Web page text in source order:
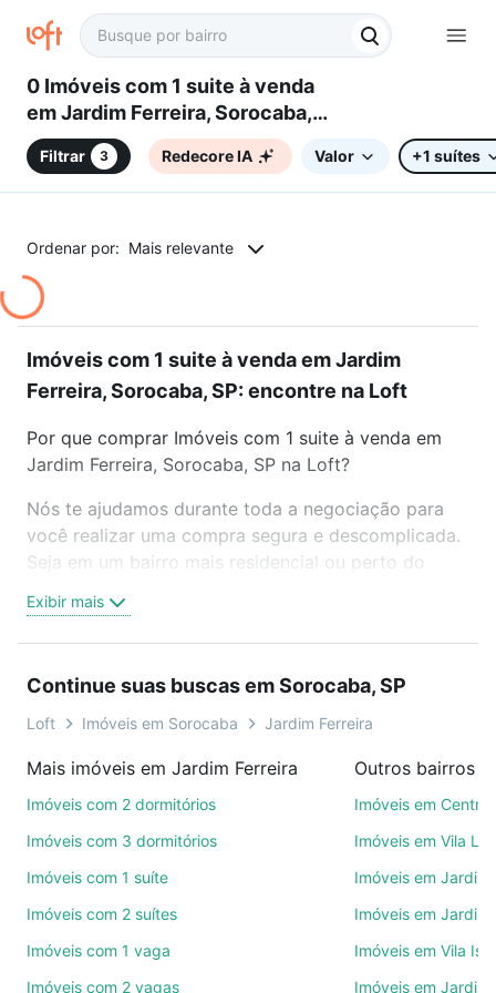
0 Imóveis com 1 suite à venda
em Jardim Ferreira, Sorocaba,
SP
Filtrar 3 Redecore IA Valor +1 suítes
Ordenar por: Mais relevante
Imóveis com 1 suite à venda em Jardim
Ferreira, Sorocaba, SP: encontre na Loft
Por que comprar Imóveis com 1 suite à venda em
Jardim Ferreira, Sorocaba, SP na Loft?
Nós te ajudamos durante toda a negociação para
você realizar uma compra segura e descomplicada.
Seja em um bairro mais residencial ou perto do
oferta ideal de Imóveis com 1 suite à venda em
Jardim Ferreira, Sorocaba, SP para conquistar seu
videochamada, é grátis, sem compromisso e você
ainda conta com mais de 46 mil corretores e
de imóveis.
ruas, bairros e até condomínios favoritos. Você
também pode usar os filtros como quantidade de
quartos, suítes, com ou sem vaga de garagem para
Exibir mais
Continue suas buscas em Sorocaba, SP
Loft Imóveis em Sorocaba Jardim Ferreira
Mais imóveis em Jardim Ferreira
Imóveis com 2 dormitórios
Imóveis com 3 dormitórios
Imóveis com 1 suíte
Imóveis com 2 suítes
Imóveis com 1 vaga
Imóveis com 2 vagas
Outros bairros
Imóveis em Centro
Imóveis em Vila
Imóveis em Jardim
Imóveis em Jardim
Imóveis em Vila
Imóveis em Jardim